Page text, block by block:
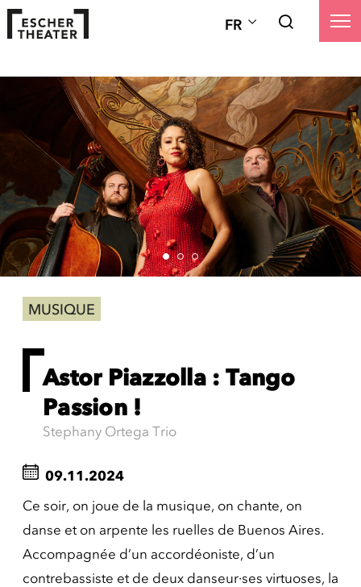
FR
MUSIQUE
Astor Piazzolla : Tango
Passion !
Stephany Ortega Trio
09.11.2024
Ce soir, on joue de la musique, on chante, on
danse et on arpente les ruelles de Buenos Aires.
Accompagnée d’un accordéoniste, d’un
contrebassiste et de deux danseur·ses virtuoses, la